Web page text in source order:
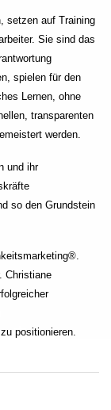
setzen auf Training
Sie sind das
spielen für den
Lernen, ohne
transparenten
werden.
und ihr
so den Grundstein
Christiane
positionieren.